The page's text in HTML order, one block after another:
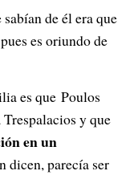
de él era que
es oriundo de
es que Poulos
y que
en un
dicen, parecía ser